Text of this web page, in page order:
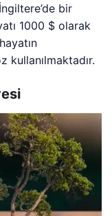
bir
1000 $ olarak
kullanılmaktadır.